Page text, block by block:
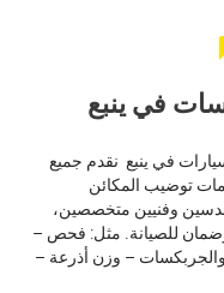
في ينبع
في ينبع نقدم جميع
توضيب المكائن
وفنيين متخصصين،
وضمان للصيانة. مثل: فحص –
والجربكسات – وزن أذرعة –